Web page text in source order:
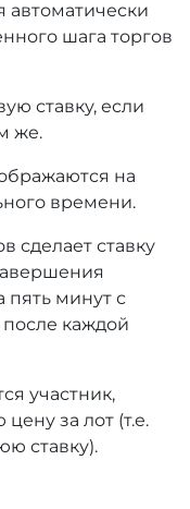
автоматически
шага торгов
ставку, если
же.
на
времени.
сделает ставку
пять минут с
каждой
участник,
за лот (т.е.
ставку).